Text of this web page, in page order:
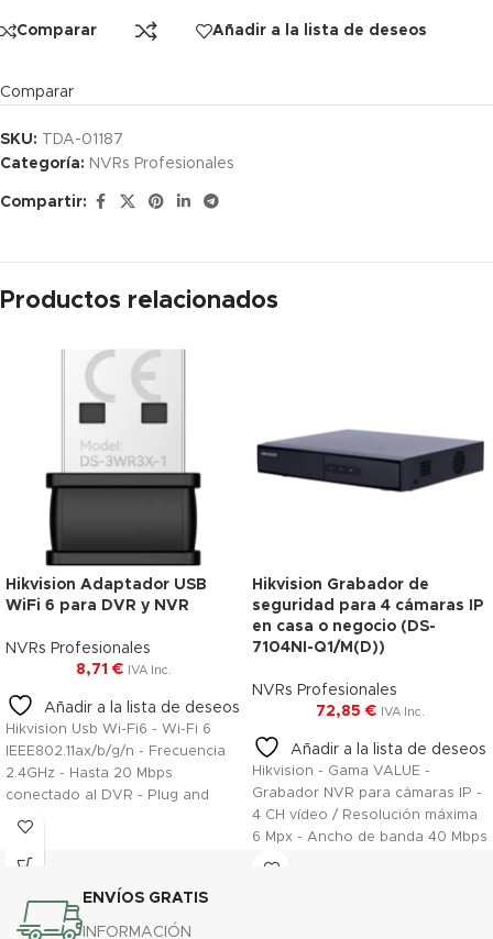
Comparar Añadir a la lista de deseos
Comparar
SKU:
TDA-01187
Categoría: NVRs Profesionales
Compartir:
Productos relacionados
Hikvision Adaptador USB
WiFi 6 para DVR y NVR
NVRs Profesionales
8,71 € IVA Inc.
Añadir a la lista de deseos
Hikvision Usb Wi-Fi6 - Wi-Fi 6
IEEE802.11ax/b/g/n - Frecuencia
2.4GHz - Hasta 20 Mbps
conectado al DVR - Plug and
Play
Hikvision Grabador de
seguridad para 4 cámaras IP
en casa o negocio (DS-
7104NI-Q1/M(D))
NVRs Profesionales
72,85 € IVA Inc.
Añadir a la lista de deseos
Hikvision - Gama VALUE -
Grabador NVR para cámaras IP -
4 CH vídeo / Resolución máxima
6 Mpx - Ancho de banda 40 Mbps
- Admite 1 disco duro
ENVÍOS GRATIS
INFORMACIÓN